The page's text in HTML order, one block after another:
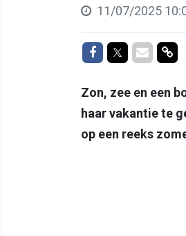
11/07/2025
Delen opDelen op
Delen
Zon, zee en een
haar vakantie te
op een reeks